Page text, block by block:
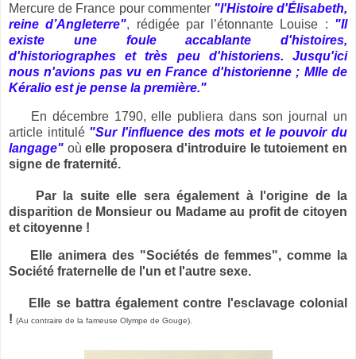
Mercure de France pour commenter "l'Histoire d'Élisabeth,
reine d’Angleterre", rédigée par l’étonnante Louise : "Il
existe une foule accablante d'histoires,
d'historiographes et très peu d'historiens. Jusqu'ici
nous n'avions pas vu en France d'historienne ; Mlle de
Kéralio est je pense la première."
En décembre 1790, elle publiera dans son journal un
article intitulé "Sur l'influence des mots et le pouvoir du
langage" oùelle proposera d'introduire le tutoiement en
signe de fraternité.
Par la suite elle sera également à l'origine de la
disparition de Monsieur ou Madame au profit de citoyen
et citoyenne !
Elle animera des "Sociétés de femmes", comme la
Société fraternelle de l'un et l'autre sexe.
Elle se battra également contre l'esclavage colonial
! (Au contraire de la fameuse Olympe de Gouge).